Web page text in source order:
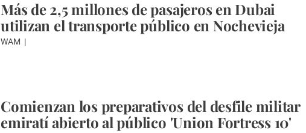
Más de 2,5 millones de pasajeros en Dubai
utilizan el transporte público en Nochevieja
WAM
Comienzan los preparativos del desfile militar
emiratí abierto al público 'Union Fortress 10'